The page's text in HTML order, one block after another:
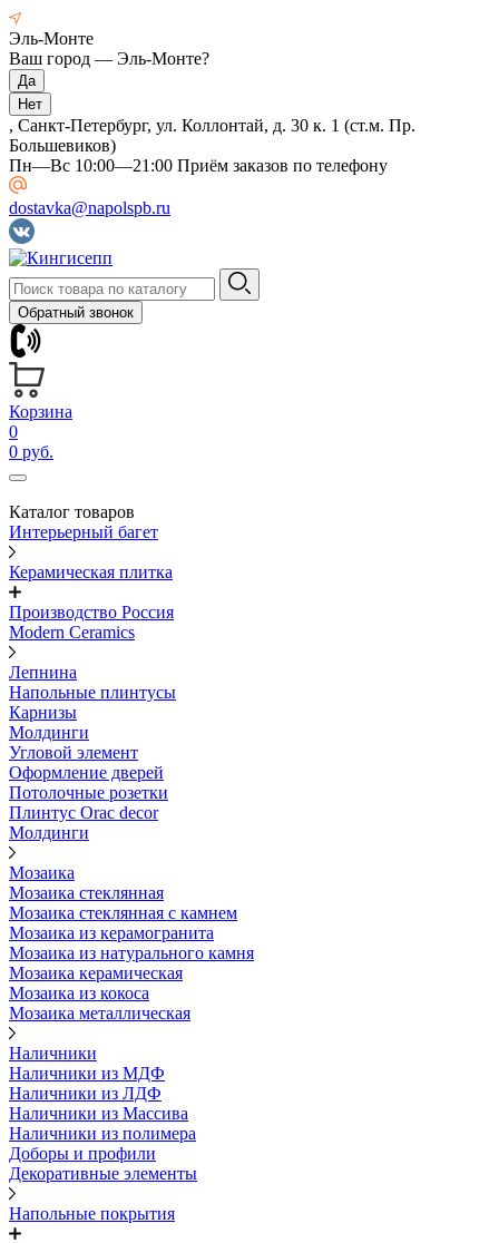
Эль-Монте
Ваш город — Эль-Монте?
, Санкт-Петербург, ул. Коллонтай, д. 30 к. 1 (ст.м. Пр.
Большевиков)
Пн—Вс 10:00—21:00 Приём заказов по телефону
dostavka@napolspb.ru
Обратный звонок
Корзина
0
0 руб.
Каталог товаров
Интерьерный багет
Керамическая плитка
Производство Россия
Modern Ceramics
Лепнина
Напольные плинтусы
Карнизы
Молдинги
Угловой элемент
Оформление дверей
Потолочные розетки
Плинтус Orac decor
Молдинги
Мозаика
Мозаика стеклянная
Мозаика стеклянная с камнем
Мозаика из керамогранита
Мозаика из натурального камня
Мозаика керамическая
Мозаика из кокоса
Мозаика металлическая
Наличники
Наличники из МДФ
Наличники из ЛДФ
Наличники из Массива
Наличники из полимера
Доборы и профили
Декоративные элементы
Напольные покрытия